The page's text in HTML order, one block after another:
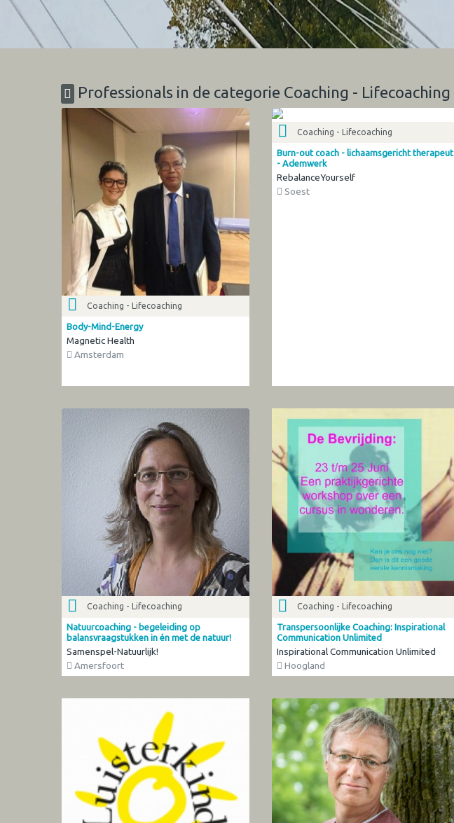
Professionals in de categorie Coaching - Lifecoaching
Coaching - Lifecoaching
Body-Mind-Energy
Magnetic Health
Amsterdam
Coaching - Lifecoaching
Burn-out coach - lichaamsgericht therapeut
- Ademwerk
RebalanceYourself
Soest
Coaching - Lifecoaching
Natuurcoaching - begeleiding op
balansvraagstukken in én met de natuur!
Samenspel-Natuurlijk!
Amersfoort
Coaching - Lifecoaching
Transpersoonlijke Coaching: Inspirational
Communication Unlimited
Inspirational Communication Unlimited
Hoogland